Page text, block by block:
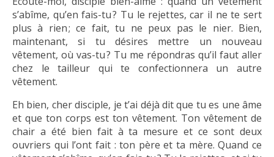
s’abîme, qu’en fais-tu ? Tu le rejettes, car il ne te sert
plus à rien ; ce fait, tu ne peux pas le nier. Bien,
maintenant, si tu désires mettre un nouveau
vêtement, où vas-tu ? Tu me répondras qu’il faut aller
chez le tailleur qui te confectionnera un autre
vêtement.
Eh bien, cher disciple, je t’ai déjà dit que tu es une âme
et que ton corps est ton vêtement. Ton vêtement de
chair a été bien fait à ta mesure et ce sont deux
ouvriers qui l’ont fait : ton père et ta mère. Quand ce